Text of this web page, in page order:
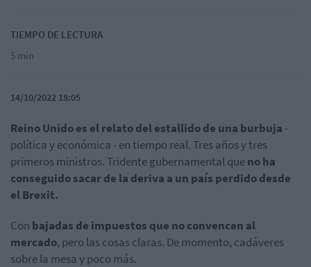
TIEMPO DE LECTURA
5 min
14/10/2022 18:05
Reino Unido es el relato del estallido de una burbuja -
política y económica - en tiempo real. Tres años y tres
primeros ministros. Tridente gubernamental queno ha
conseguido sacar de la deriva a un país perdido desde
el Brexit.
Con bajadas de impuestos que no convencen al
mercado, pero las cosas claras. De momento, cadáveres
sobre la mesa y poco más.